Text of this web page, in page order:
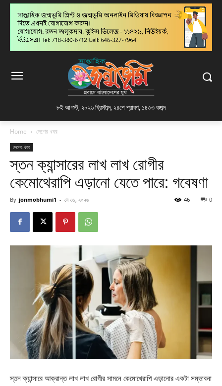
৮ই আগস্ট, ২০২৬ খ্রিস্টাব্দ, ২৪শে শ্রাবণ, ১৪৩৩ বঙ্গাব্দ
Home দেশের খবর
দেশের খবর
স্তন ক্যান্সারের লাখ লাখ রোগীর
কেমোথেরাপি এড়ানো যেতে পারে: গবেষণা
By jonmobhumi1 - মে ৩১, ২০২৬ 0
46
স্তন ক্যান্সারে আক্রান্ত লাখ লাখ রোগীর সামনে কেমোথেরাপি এড়ানোর একটা সম্ভাবনা